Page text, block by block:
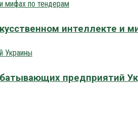
интеллекте и
предприятий